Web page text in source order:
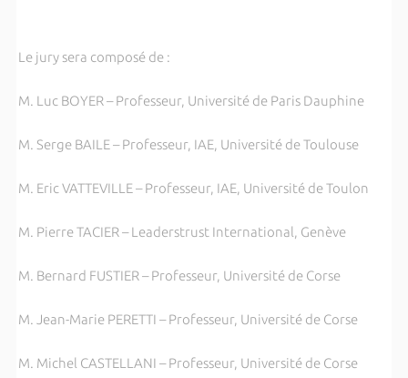
Le jury sera composé de :
M. Luc BOYER – Professeur, Université de Paris Dauphine
M. Serge BAILE – Professeur, IAE, Université de Toulouse
M. Eric VATTEVILLE – Professeur, IAE, Université de Toulon
M. Pierre TACIER – Leaderstrust International, Genève
M. Bernard FUSTIER – Professeur, Université de Corse
M. Jean-Marie PERETTI – Professeur, Université de Corse
M. Michel CASTELLANI – Professeur, Université de Corse